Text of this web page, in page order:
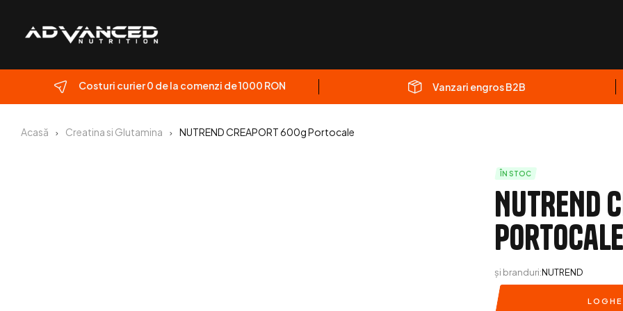
Costuri curier 0 de la comenzi de 1000 RON Vanzari engros B2B
Acasă Creatina si Glutamina NUTREND CREAPORT 600g Portocale
ÎN STOC
NUTREND
Portocale
și branduri:NUTREND